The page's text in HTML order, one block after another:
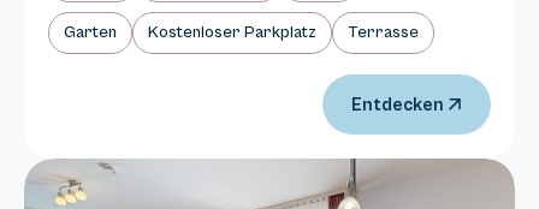
Garten Kostenloser Parkplatz Terrasse
Entdecken